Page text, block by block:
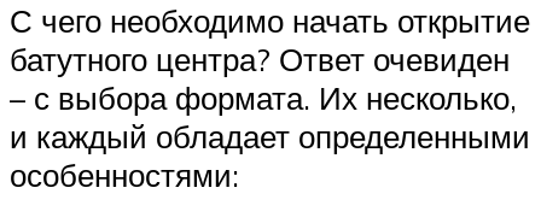
С чего необходимо начать открытие
батутного центра? Ответ очевиден
– с выбора формата. Их несколько,
и каждый обладает определенными
особенностями: